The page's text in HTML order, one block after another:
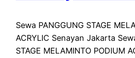
Sewa PANGGUNG STAGE
ACRYLIC Senayan Jakarta
STAGE MELAMINTO PODIUM